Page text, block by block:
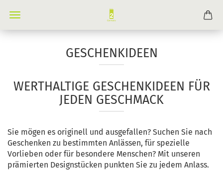
GESCHENKIDEEN
WERTHALTIGE GESCHENKIDEEN FÜR
JEDEN GESCHMACK
Sie mögen es originell und ausgefallen? Suchen Sie nach
Geschenken zu bestimmten Anlässen, für spezielle
Vorlieben oder für besondere Menschen? Mit unseren
prämierten Designstücken punkten Sie zu jedem Anlass.